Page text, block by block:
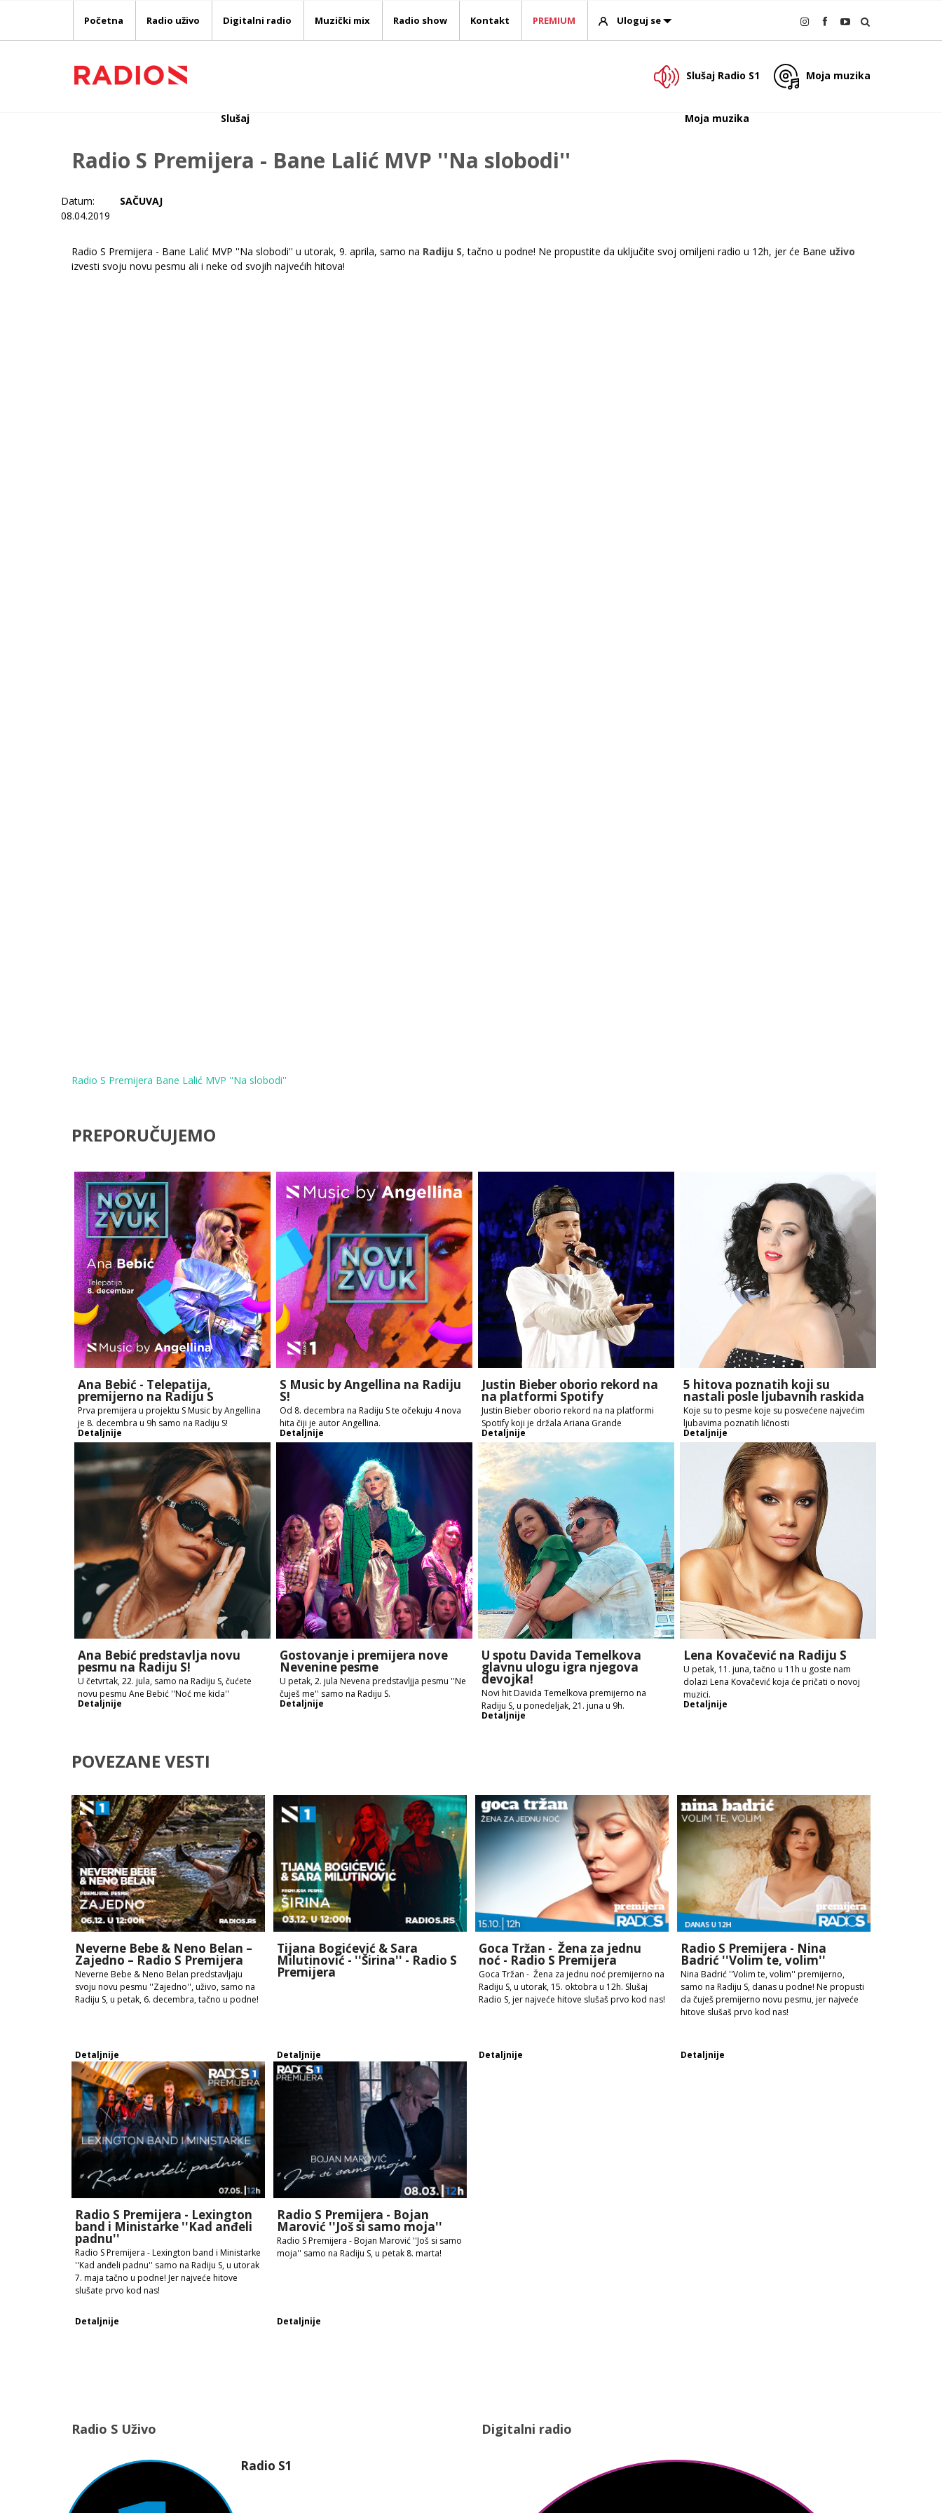
Početna Radio uživo Digitalni radio Muzički mix Radio show Kontakt PREMIUM Uloguj se
Slušaj Radio S1 Moja muzika
Slušaj Moja muzika
Radio S Premijera - Bane Lalić MVP ''Na slobodi''
Datum:
08.04.2019
SAČUVAJ
Radio S Premijera - Bane Lalić MVP ''Na slobodi'' u utorak, 9. aprila, samo na Radiju S, tačno u podne! Ne propustite da uključite svoj omiljeni radio u 12h, jer će Bane uživo
izvesti svoju novu pesmu ali i neke od svojih najvećih hitova!
Radio S Premijera Bane Lalić MVP ''Na slobodi''
PREPORUČUJEMO
Ana Bebić - Telepatija,
premijerno na Radiju S
Prva premijera u projektu S Music by Angellina
je 8. decembra u 9h samo na Radiju S!
Detaljnije
S Music by Angellina na Radiju
S!
Od 8. decembra na Radiju S te očekuju 4 nova
hita čiji je autor Angellina.
Detaljnije
Justin Bieber oborio rekord na
na platformi Spotify
Justin Bieber oborio rekord na na platformi
Spotify koji je držala Ariana Grande
Detaljnije
5 hitova poznatih koji su
nastali posle ljubavnih raskida
Koje su to pesme koje su posvećene najvećim
ljubavima poznatih ličnosti
Detaljnije
Ana Bebić predstavlja novu
pesmu na Radiju S!
U četvrtak, 22. jula, samo na Radiju S, čućete
novu pesmu Ane Bebić ''Noć me kida''
Detaljnije
Gostovanje i premijera nove
Nevenine pesme
U petak, 2. jula Nevena predstavljja pesmu ''Ne
čuješ me'' samo na Radiju S.
Detaljnije
U spotu Davida Temelkova
glavnu ulogu igra njegova
devojka!
Novi hit Davida Temelkova premijerno na
Radiju S, u ponedeljak, 21. juna u 9h.
Detaljnije
Lena Kovačević na Radiju S
U petak, 11. juna, tačno u 11h u goste nam
dolazi Lena Kovačević koja će pričati o novoj
muzici.
Detaljnije
POVEZANE VESTI
Neverne Bebe & Neno Belan –
Zajedno – Radio S Premijera
Neverne Bebe & Neno Belan predstavljaju
svoju novu pesmu ''Zajedno'', uživo, samo na
Radiju S, u petak, 6. decembra, tačno u podne!
Detaljnije
Tijana Bogićević & Sara
Milutinović - ''Širina'' - Radio S
Premijera
Detaljnije
Goca Tržan - Žena za jednu
noć - Radio S Premijera
Goca Tržan - Žena za jednu noć premijerno na
Radiju S, u utorak, 15. oktobra u 12h. Slušaj
Radio S, jer najveće hitove slušaš prvo kod nas!
Detaljnije
Radio S Premijera - Nina
Badrić ''Volim te, volim''
Nina Badrić ''Volim te, volim'' premijerno,
samo na Radiju S, danas u podne! Ne propusti
da čuješ premijerno novu pesmu, jer najveće
hitove slušaš prvo kod nas!
Detaljnije
Radio S Premijera - Lexington
band i Ministarke ''Kad anđeli
padnu''
Radio S Premijera - Lexington band i Ministarke
''Kad anđeli padnu'' samo na Radiju S, u utorak
7. maja tačno u podne! Jer najveće hitove
slušate prvo kod nas!
Detaljnije
Radio S Premijera - Bojan
Marović ''Još si samo moja''
Radio S Premijera - Bojan Marović ''Još si samo
moja'' samo na Radiju S, u petak 8. marta!
Detaljnije
Radio S Uživo
Radio S1
Digitalni radio